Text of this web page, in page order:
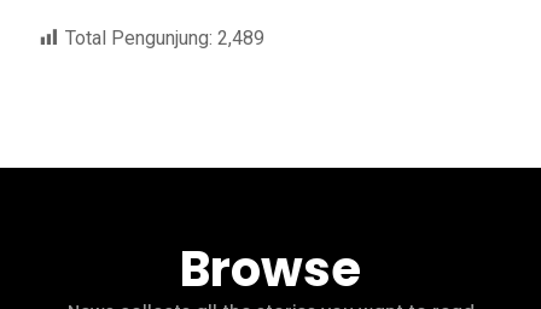
Total Pengunjung: 2,489
Browse